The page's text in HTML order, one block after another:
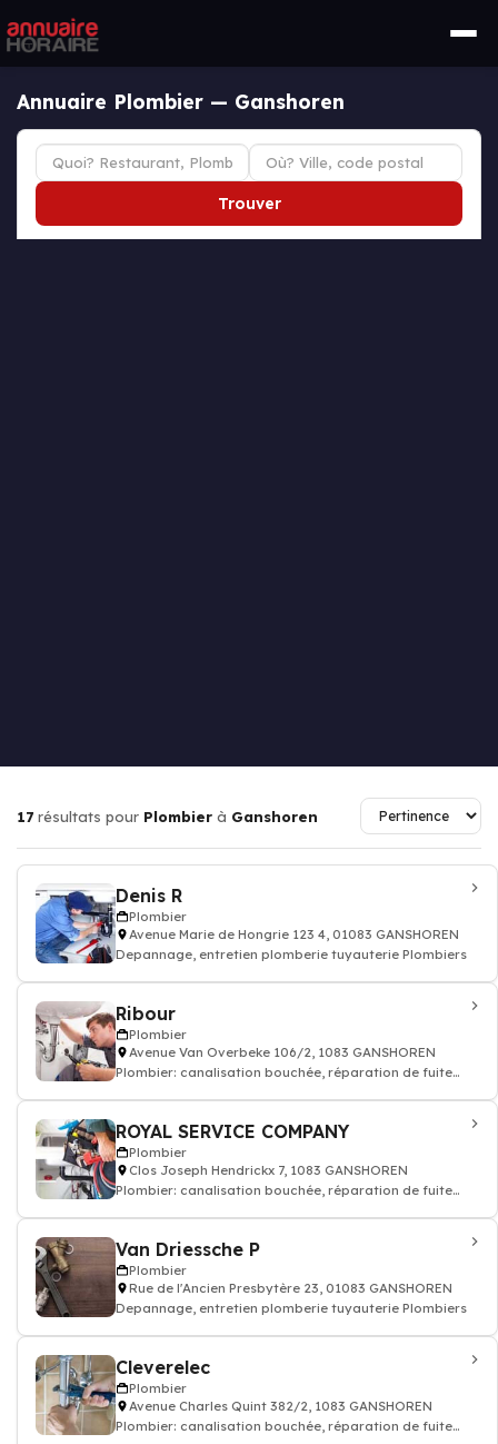
Annuaire Plombier — Ganshoren
Trouver
17 résultats pour Plombier à Ganshoren
Denis R
Plombier
Avenue Marie de Hongrie 123 4, 01083 GANSHOREN
Depannage, entretien plomberie tuyauterie Plombiers
Ribour
Plombier
Avenue Van Overbeke 106/2, 1083 GANSHOREN
Plombier: canalisation bouchée, réparation de fuite
ROYAL SERVICE COMPANY
Plombier
Clos Joseph Hendrickx 7, 1083 GANSHOREN
Plombier: canalisation bouchée, réparation de fuite
Van Driessche P
Plombier
Rue de l'Ancien Presbytère 23, 01083 GANSHOREN
Depannage, entretien plomberie tuyauterie Plombiers
Cleverelec
Plombier
Avenue Charles Quint 382/2, 1083 GANSHOREN
Plombier: canalisation bouchée, réparation de fuite